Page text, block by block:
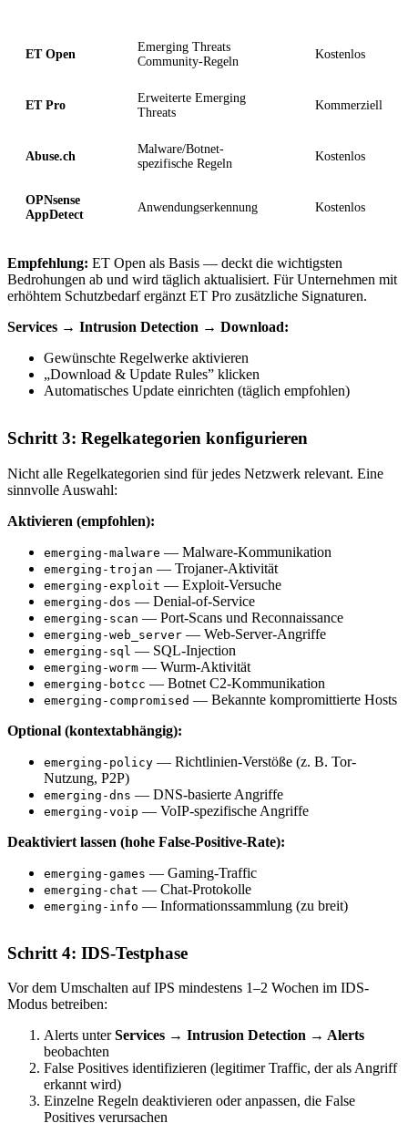
ET Open
Emerging Threats
Community-Regeln
Kostenlos
ET Pro
Erweiterte Emerging
Threats
Kommerziell
Abuse.ch
Malware/Botnet-
spezifische Regeln
Kostenlos
OPNsense
AppDetect
Anwendungserkennung Kostenlos
Empfehlung: ET Open als Basis — deckt die wichtigsten
Bedrohungen ab und wird täglich aktualisiert. Für Unternehmen mit
erhöhtem Schutzbedarf ergänzt ET Pro zusätzliche Signaturen.
Services → Intrusion Detection → Download:
Gewünschte Regelwerke aktivieren
„Download & Update Rules” klicken
Automatisches Update einrichten (täglich empfohlen)
Schritt 3: Regelkategorien konfigurieren
Nicht alle Regelkategorien sind für jedes Netzwerk relevant. Eine
sinnvolle Auswahl:
Aktivieren (empfohlen):
emerging-malware — Malware-Kommunikation
emerging-trojan — Trojaner-Aktivität
emerging-exploit — Exploit-Versuche
emerging-dos — Denial-of-Service
emerging-scan — Port-Scans und Reconnaissance
emerging-web_server — Web-Server-Angriffe
emerging-sql — SQL-Injection
emerging-worm — Wurm-Aktivität
emerging-botcc — Botnet C2-Kommunikation
emerging-compromised — Bekannte kompromittierte Hosts
Optional (kontextabhängig):
emerging-policy — Richtlinien-Verstöße (z. B. Tor-
Nutzung, P2P)
emerging-dns — DNS-basierte Angriffe
emerging-voip — VoIP-spezifische Angriffe
Deaktiviert lassen (hohe False-Positive-Rate):
emerging-games — Gaming-Traffic
emerging-chat — Chat-Protokolle
emerging-info — Informationssammlung (zu breit)
Schritt 4: IDS-Testphase
Vor dem Umschalten auf IPS mindestens 1–2 Wochen im IDS-
Modus betreiben:
Alerts unterServices → Intrusion Detection → Alerts
beobachten
False Positives identifizieren (legitimer Traffic, der als Angriff
erkannt wird)
Einzelne Regeln deaktivieren oder anpassen, die False
Positives verursachen